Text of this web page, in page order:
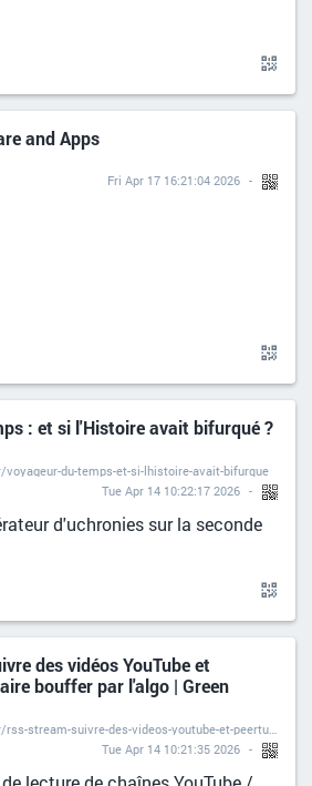
and Apps
Fri Apr 17 16:21:04 2026
: et si l'Histoire avait bifurqué ?
du-temps-et-si-lhistoire-avait-bifurque
Tue Apr 14 10:22:17 2026
d'uchronies sur la seconde
des vidéos YouTube et
bouffer par l'algo | Green
Tue Apr 14 10:21:35 2026